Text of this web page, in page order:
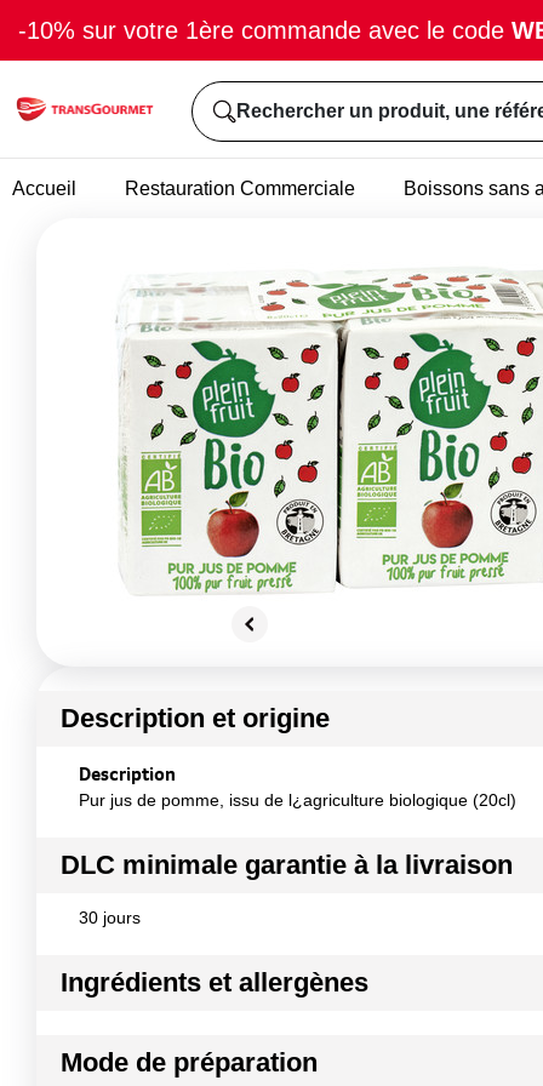
-10% sur votre 1ère commande avec le code
Rechercher un produit, une
Accueil Restauration Commerciale Boissons sans
Description et origine
Description
Pur jus de pomme, issu de l¿agriculture biologique (20cl)
DLC minimale garantie à la livraison
30 jours
Ingrédients et allergènes
Jus de pomme*. *issu de l¿agriculture biologique.
Mode de préparation